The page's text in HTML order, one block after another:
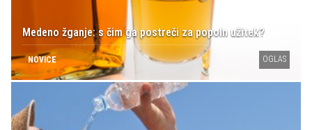
Medeno žganje: s čim ga postreči za popoln užitek?
NOVICE OGLAS